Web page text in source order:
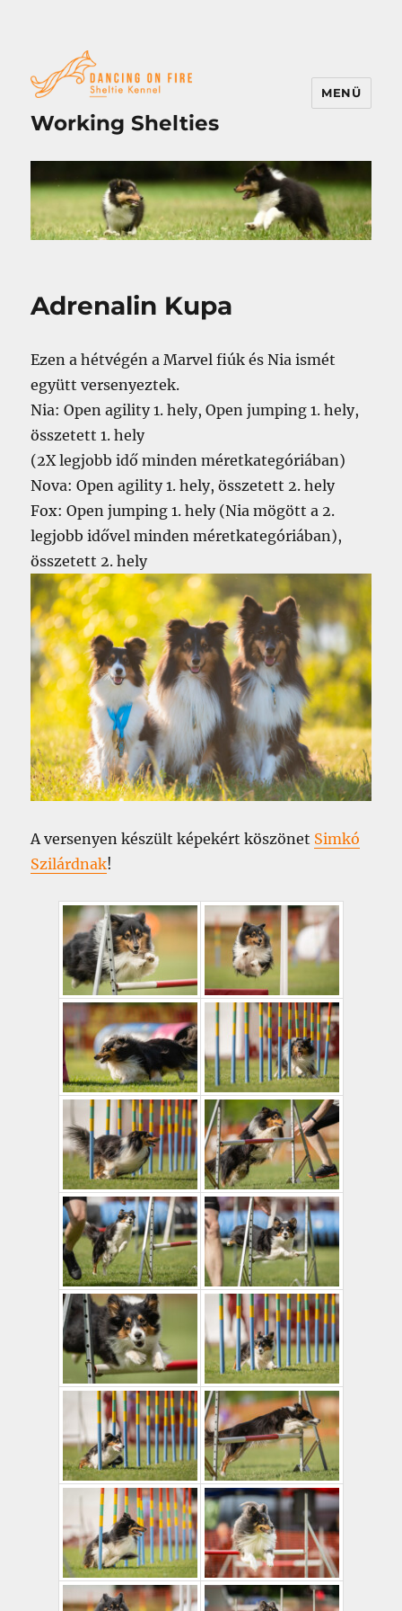
Working Shelties
MENÜ
Adrenalin Kupa
Ezen a hétvégén a Marvel fiúk és Nia ismét
együtt versenyeztek.
Nia: Open agility 1. hely, Open jumping 1. hely,
összetett 1. hely
(2X legjobb idő minden méretkategóriában)
Nova: Open agility 1. hely, összetett 2. hely
Fox: Open jumping 1. hely (Nia mögött a 2.
legjobb idővel minden méretkategóriában),
összetett 2. hely
A versenyen készült képekért köszönet Simkó
Szilárdnak!